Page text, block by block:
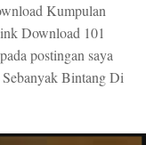
Kumpulan
Download 101
postingan saya
Sebanyak Bintang Di